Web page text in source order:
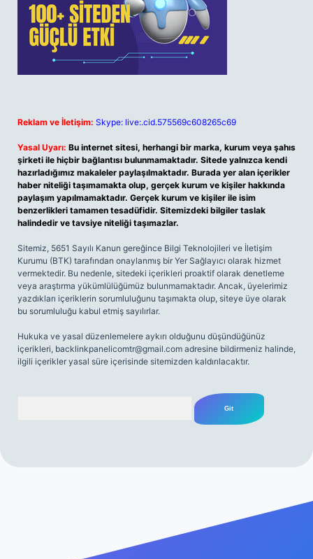
Reklam ve İletişim: Skype: live:.cid.575569c608265c69
Yasal Uyarı: Bu internet sitesi, herhangi bir marka, kurum veya şahıs
şirketi ile hiçbir bağlantısı bulunmamaktadır. Sitede yalnızca kendi
hazırladığımız makaleler paylaşılmaktadır. Burada yer alan içerikler
haber niteliği taşımamakta olup, gerçek kurum ve kişiler hakkında
paylaşım yapılmamaktadır. Gerçek kurum ve kişiler ile isim
benzerlikleri tamamen tesadüfidir. Sitemizdeki bilgiler taslak
halindedir ve tavsiye niteliği taşımazlar.
Sitemiz, 5651 Sayılı Kanun gereğince Bilgi Teknolojileri ve İletişim
Kurumu (BTK) tarafından onaylanmış bir Yer Sağlayıcı olarak hizmet
vermektedir. Bu nedenle, sitedeki içerikleri proaktif olarak denetleme
veya araştırma yükümlülüğümüz bulunmamaktadır. Ancak, üyelerimiz
yazdıkları içeriklerin sorumluluğunu taşımakta olup, siteye üye olarak
bu sorumluluğu kabul etmiş sayılırlar.
Hukuka ve yasal düzenlemelere aykırı olduğunu düşündüğünüz
içerikleri, backlinkpanelicomtr@gmail.com adresine bildirmeniz halinde,
ilgili içerikler yasal süre içerisinde sitemizden kaldırılacaktır.